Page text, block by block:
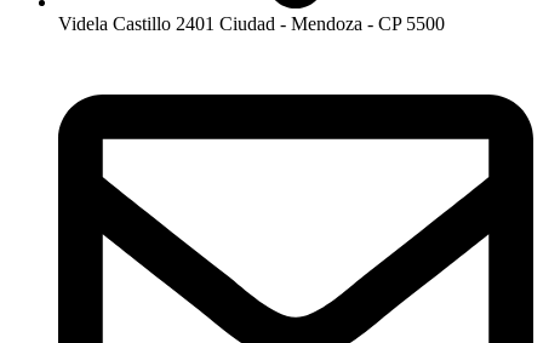
Videla Castillo 2401 Ciudad - Mendoza - CP 5500